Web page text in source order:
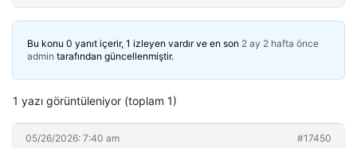
Bu konu 0 yanıt içerir, 1 izleyen vardır ve en son 2 ay 2 hafta önce
admin tarafından güncellenmiştir.
1 yazı görüntüleniyor (toplam 1)
05/26/2026: 7:40 am #17450